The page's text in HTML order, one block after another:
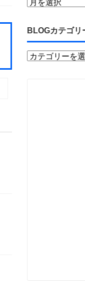
BLOGカテゴリ